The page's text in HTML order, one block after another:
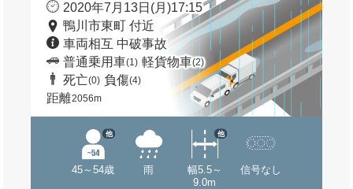
2020年7月13日(月)17:15
鴨川市東町 付近
車両相互 中破事故
普通乗用車(1) 軽貨物車(2)
死亡(0) 負傷(4)
距離2056m
45～54歳
他
雨
幅5.5～
9.0m
他
信号なし